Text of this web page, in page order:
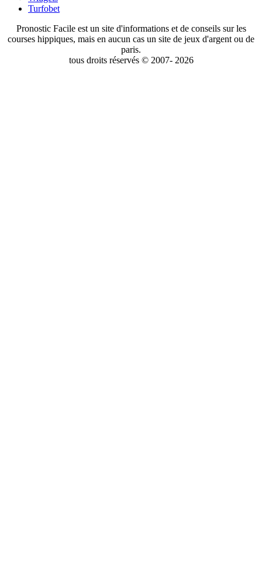
Turfobet
Pronostic Facile est un site d'informations et de conseils sur les
courses hippiques, mais en aucun cas un site de jeux d'argent ou de
paris.
tous droits réservés © 2007- 2026